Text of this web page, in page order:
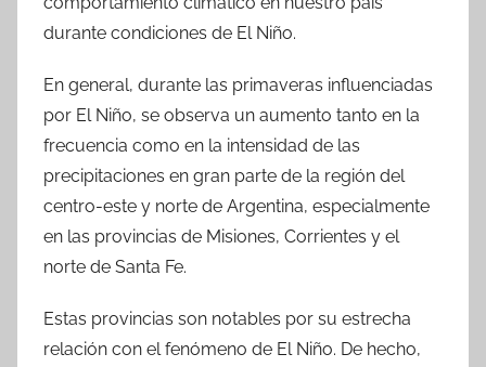
durante condiciones de El Niño.
En general, durante las primaveras influenciadas
por El Niño, se observa un aumento tanto en la
frecuencia como en la intensidad de las
precipitaciones en gran parte de la región del
centro-este y norte de Argentina, especialmente
en las provincias de Misiones, Corrientes y el
norte de Santa Fe.
Estas provincias son notables por su estrecha
relación con el fenómeno de El Niño. De hecho,